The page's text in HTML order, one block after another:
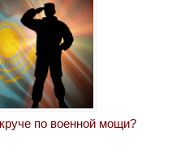
по военной мощи?